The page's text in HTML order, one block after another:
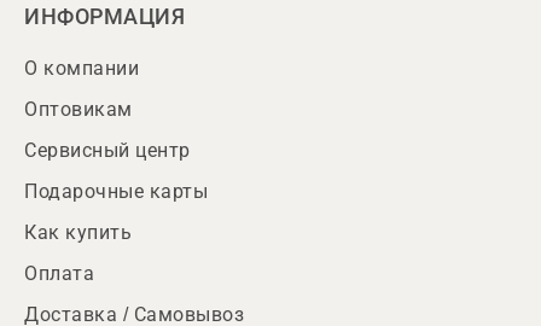
ИНФОРМАЦИЯ
О компании
Оптовикам
Сервисный центр
Подарочные карты
Как купить
Оплата
Доставка / Самовывоз